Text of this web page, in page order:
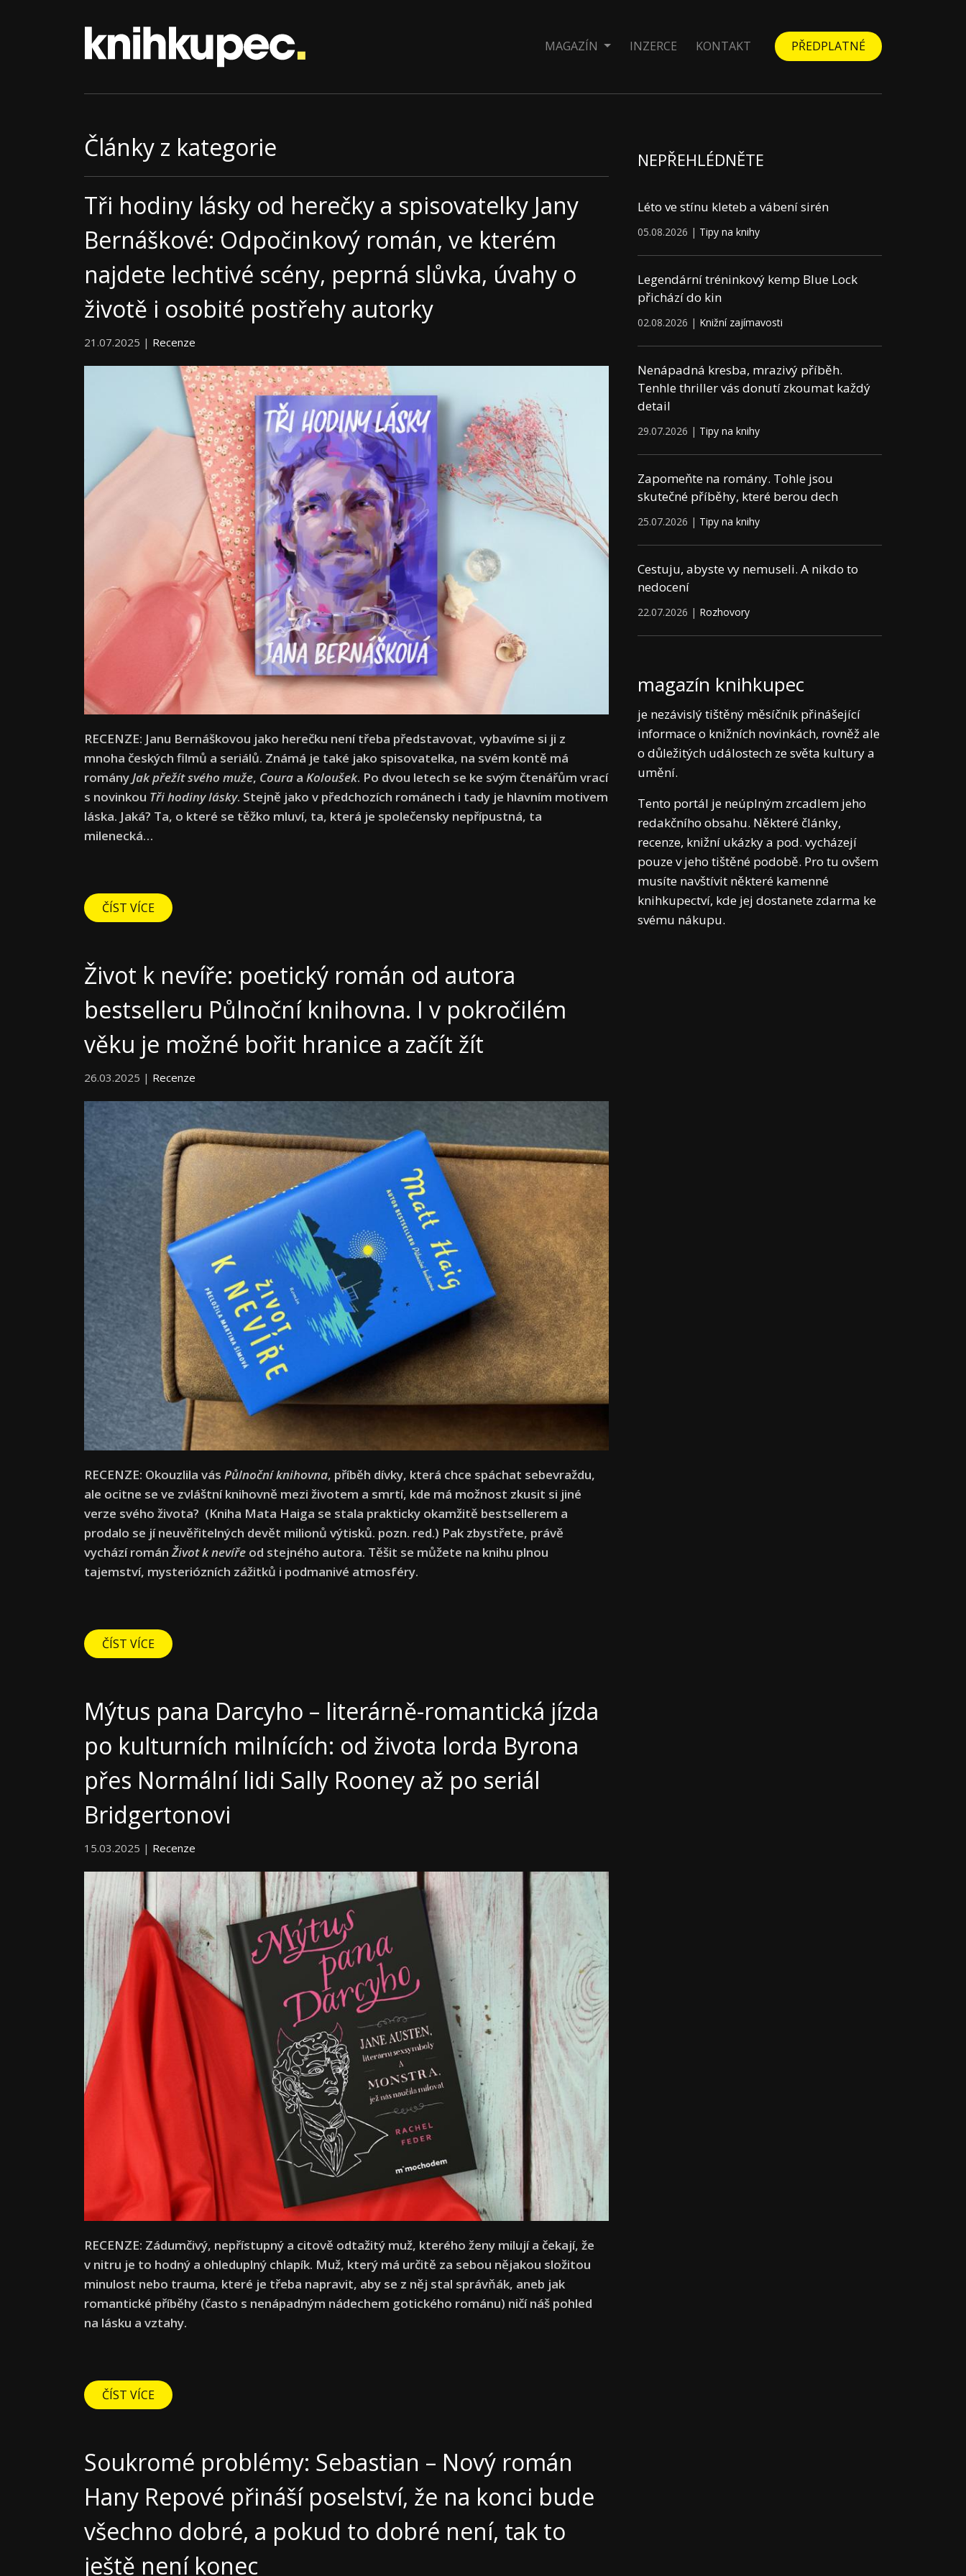
MAGAZÍN INZERCE KONTAKT PŘEDPLATNÉ
Články z kategorie
Tři hodiny lásky od herečky a spisovatelky Jany
Bernáškové: Odpočinkový román, ve kterém
najdete lechtivé scény, peprná slůvka, úvahy o
životě i osobité postřehy autorky
21.07.2025 | Recenze
RECENZE: Janu Bernáškovou jako herečku není třeba představovat, vybavíme si ji z
mnoha českých filmů a seriálů. Známá je také jako spisovatelka, na svém kontě má
rományJak přežít svého muže, Coura a Koloušek. Po dvou letech se ke svým čtenářům vrací
s novinkou Tři hodiny lásky. Stejně jako v předchozích románech i tady je hlavním motivem
láska. Jaká? Ta, o které se těžko mluví, ta, která je společensky nepřípustná, ta
milenecká…
ČÍST VÍCE
Život k nevíře: poetický román od autora
bestselleru Půlnoční knihovna. I v pokročilém
věku je možné bořit hranice a začít žít
26.03.2025 | Recenze
RECENZE: Okouzlila vás Půlnoční knihovna, příběh dívky, která chce spáchat sebevraždu,
ale ocitne se ve zvláštní knihovně mezi životem a smrtí, kde má možnost zkusit si jiné
verze svého života? (Kniha Mata Haiga se stala prakticky okamžitě bestsellerem a
prodalo se jí neuvěřitelných devět milionů výtisků. pozn. red.) Pak zbystřete, právě
vychází románŽivot k nevíře od stejného autora. Těšit se můžete na knihu plnou
tajemství, mysteriózních zážitků i podmanivé atmosféry.
ČÍST VÍCE
Mýtus pana Darcyho – literárně-romantická jízda
po kulturních milnících: od života lorda Byrona
přes Normální lidi Sally Rooney až po seriál
Bridgertonovi
15.03.2025 | Recenze
RECENZE: Zádumčivý, nepřístupný a citově odtažitý muž, kterého ženy milují a čekají, že
v nitru je to hodný a ohleduplný chlapík. Muž, který má určitě za sebou nějakou složitou
minulost nebo trauma, které je třeba napravit, aby se z něj stal správňák, aneb jak
romantické příběhy (často s nenápadným nádechem gotického románu) ničí náš pohled
na lásku a vztahy.
ČÍST VÍCE
Soukromé problémy: Sebastian – Nový román
Hany Repové přináší poselství, že na konci bude
všechno dobré, a pokud to dobré není, tak to
ještě není konec
NEPŘEHLÉDNĚTE
Léto ve stínu kleteb a vábení sirén
05.08.2026 | Tipy na knihy
Legendární tréninkový kemp Blue Lock
přichází do kin
02.08.2026 | Knižní zajímavosti
Nenápadná kresba, mrazivý příběh.
Tenhle thriller vás donutí zkoumat každý
detail
29.07.2026 | Tipy na knihy
Zapomeňte na romány. Tohle jsou
skutečné příběhy, které berou dech
25.07.2026 | Tipy na knihy
Cestuju, abyste vy nemuseli. A nikdo to
nedocení
22.07.2026 | Rozhovory
magazín knihkupec
je nezávislý tištěný měsíčník přinášející
informace o knižních novinkách, rovněž ale
o důležitých událostech ze světa kultury a
umění.
Tento portál je neúplným zrcadlem jeho
redakčního obsahu. Některé články,
recenze, knižní ukázky a pod. vycházejí
pouze v jeho tištěné podobě. Pro tu ovšem
musíte navštívit některé kamenné
knihkupectví, kde jej dostanete zdarma ke
svému nákupu.